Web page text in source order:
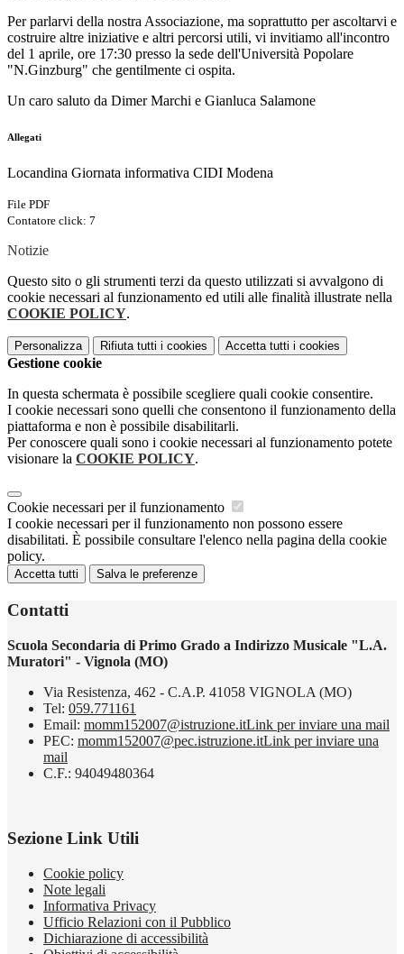
Per parlarvi della nostra Associazione, ma soprattutto per ascoltarvi e
costruire altre iniziative e altri percorsi utili, vi invitiamo all'incontro
del 1 aprile, ore 17:30 presso la sede dell'Università Popolare
"N.Ginzburg" che gentilmente ci ospita.
Un caro saluto da Dimer Marchi e Gianluca Salamone
Allegati
Locandina Giornata informativa CIDI Modena
File PDF
Contatore click: 7
Notizie
Questo sito o gli strumenti terzi da questo utilizzati si avvalgono di
cookie necessari al funzionamento ed utili alle finalità illustrate nella
COOKIE POLICY.
Personalizza Rifiuta tutti i cookies Accetta tutti i cookies
Gestione cookie
In questa schermata è possibile scegliere quali cookie consentire.
I cookie necessari sono quelli che consentono il funzionamento della
piattaforma e non è possibile disabilitarli.
Per conoscere quali sono i cookie necessari al funzionamento potete
visionare la COOKIE POLICY.
Cookie necessari per il funzionamento
I cookie necessari per il funzionamento non possono essere
disabilitati. È possibile consultare l'elenco nella pagina della cookie
policy.
Accetta tutti Salva le preferenze
Contatti
Scuola Secondaria di Primo Grado a Indirizzo Musicale "L.A.
Muratori" - Vignola (MO)
Via Resistenza, 462 - C.A.P. 41058 VIGNOLA (MO)
Tel: 059.771161
Email: momm152007@istruzione.itLink per inviare una mail
PEC: momm152007@pec.istruzione.itLink per inviare una
mail
C.F.: 94049480364
Sezione Link Utili
Cookie policy
Note legali
Informativa Privacy
Ufficio Relazioni con il Pubblico
Dichiarazione di accessibilità